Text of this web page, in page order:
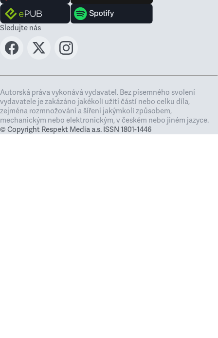
Sledujte nás
Autorská práva vykonává vydavatel. Bez písemného svolení
vydavatele je zakázáno jakékoli užití částí nebo celku díla,
zejména rozmnožování a šíření jakýmkoli způsobem,
mechanickým nebo elektronickým, v českém nebo jiném jazyce.
© Copyright Respekt Media a.s. ISSN 1801-1446